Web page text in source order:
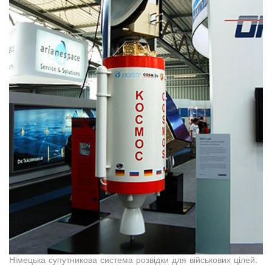
Німецька супутникова система розвідки для військових цілей.